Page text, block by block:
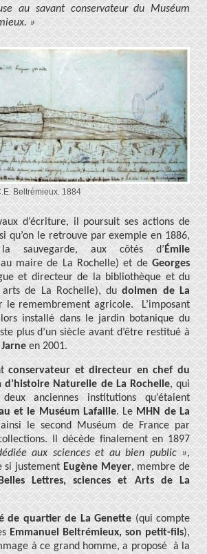
au savant conservateur du Muséum
»
Beltrémieux. 1884
d’écriture, il poursuit ses actions de
qu’on le retrouve par exemple en 1886,
sauvegarde, aux côtés d’Émile
maire de La Rochelle) et deGeorges
et directeur de la bibliothèque et du
arts de La Rochelle), dudolmen de La
le remembrement agricole. L’imposant
installé dans le jardin botanique du
plus d’un siècle avant d’être restitué à
en 2001.
conservateur et directeur en chef du
d’histoire Naturelle de La Rochelle, qui
anciennes institutions qu’étaient
et le Muséum Lafaille. LeMHN de La
le second Muséum de France par
Il décède finalement en 1897
aux sciences et au bien public »,
si justementEugène Meyer, membre de
Lettres, sciences et Arts de La
de quartier de La Genette(qui compte
Emmanuel Beltrémieux, son petit-fils),
à ce grand homme, a proposé à la